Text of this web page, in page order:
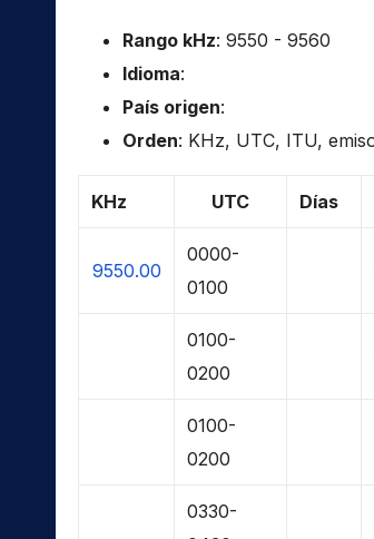
Rango kHz: 9550 - 9560
Idioma:
País origen:
Orden: KHz, UTC, ITU,
KHz UTC Días
9550.00
0000-
0100
0100-
0200
0100-
0200
0330-